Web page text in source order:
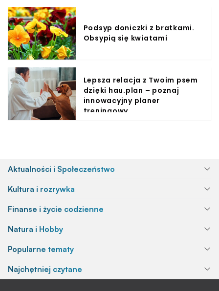
Podsyp doniczki z bratkami.
Obsypią się kwiatami
Lepsza relacja z Twoim psem
dzięki hau.plan – poznaj
innowacyjny planer
treningowy
Aktualności i Społeczeństwo
Kultura i rozrywka
Finanse i życie codzienne
Natura i Hobby
Popularne tematy
Najchętniej czytane